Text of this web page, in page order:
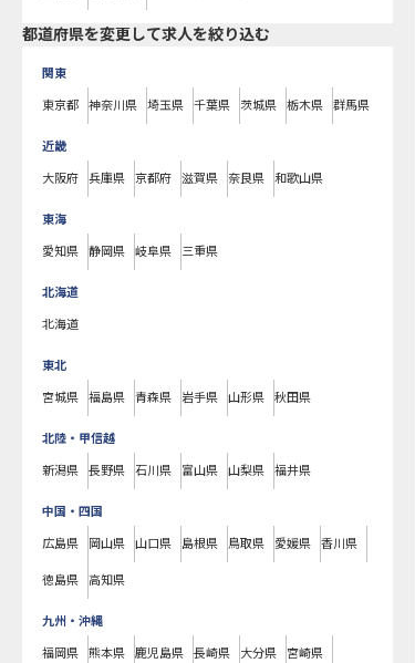
都道府県を変更して求人を絞り込む
関東
東京都 神奈川県 埼玉県 千葉県 茨城県 栃木県 群馬県
近畿
大阪府 兵庫県 京都府 滋賀県 奈良県 和歌山県
東海
愛知県 静岡県 岐阜県 三重県
北海道
北海道
東北
宮城県 福島県 青森県 岩手県 山形県 秋田県
北陸・甲信越
新潟県 長野県 石川県 富山県 山梨県 福井県
中国・四国
広島県 岡山県 山口県 島根県 鳥取県 愛媛県 香川県
徳島県 高知県
九州・沖縄
福岡県 熊本県 鹿児島県 長崎県 大分県 宮崎県